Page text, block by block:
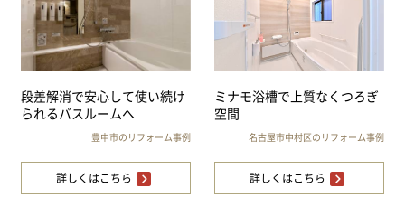
段差解消で安心して使い続け
られるバスルームへ
豊中市のリフォーム事例
詳しくはこちら
ミナモ浴槽で上質なくつろぎ
空間
名古屋市中村区のリフォーム事例
詳しくはこちら